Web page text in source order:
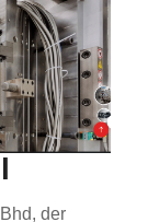
der